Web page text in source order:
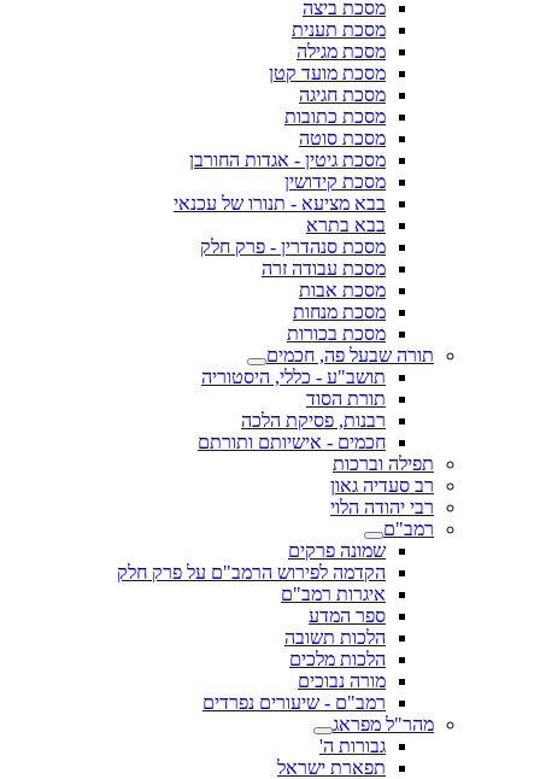
מסכת ביצה
מסכת תענית
מסכת מגילה
מסכת מועד קטן
מסכת חגיגה
מסכת כתובות
מסכת סוטה
מסכת גיטין - אגדות החורבן
מסכת קידושין
בבא מציעא - תנורו של עכנאי
בבא בתרא
מסכת סנהדרין - פרק חלק
מסכת עבודה זרה
מסכת אבות
מסכת מנחות
מסכת בכורות
תורה שבעל פה, חכמים
תושב"ע - כללי, היסטוריה
תורת הסוד
רבנות, פסיקת הלכה
חכמים - אישיותם ותורתם
תפילה וברכות
רב סעדיה גאון
רבי יהודה הלוי
רמב"ם
שמונה פרקים
הקדמה לפירוש הרמב"ם על פרק חלק
איגרות רמב"ם
ספר המדע
הלכות תשובה
הלכות מלכים
מורה נבוכים
רמב"ם - שיעורים נפרדים
מהר"ל מפראג
גבורות ה'
תפארת ישראל